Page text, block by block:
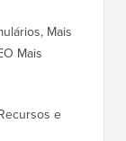
Mais
Mais
e